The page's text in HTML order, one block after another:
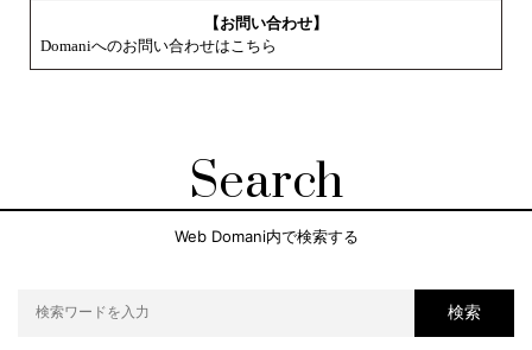
【お問い合わせ】
Domaniへのお問い合わせはこちら
Search
Web Domani内で検索する
検索